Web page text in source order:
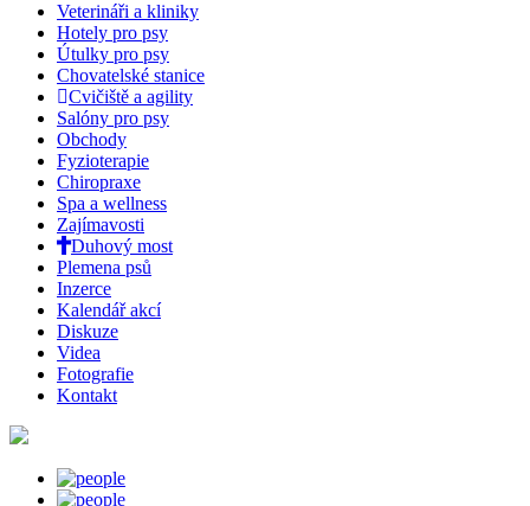
Veterináři a kliniky
Hotely pro psy
Útulky pro psy
Chovatelské stanice
Cvičiště a agility
Salóny pro psy
Obchody
Fyzioterapie
Chiropraxe
Spa a wellness
Zajímavosti
Duhový most
Plemena psů
Inzerce
Kalendář akcí
Diskuze
Videa
Fotografie
Kontakt